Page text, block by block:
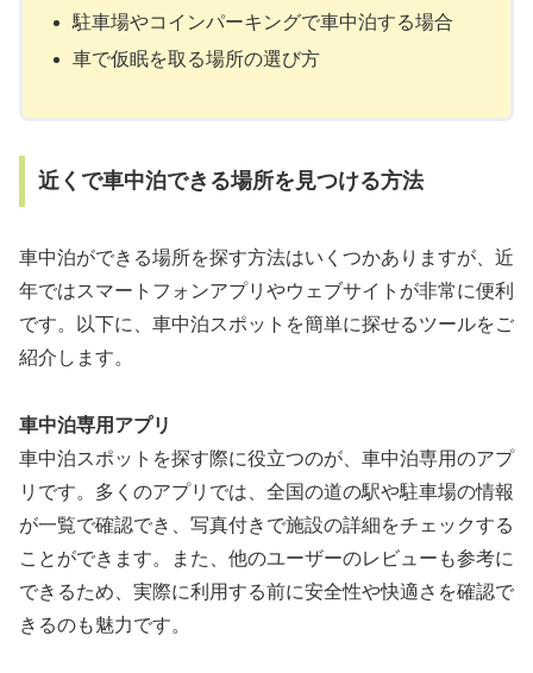
駐車場やコインパーキングで車中泊する場合
車で仮眠を取る場所の選び方
近くで車中泊できる場所を見つける方法
車中泊ができる場所を探す方法はいくつかありますが、近
年ではスマートフォンアプリやウェブサイトが非常に便利
です。以下に、車中泊スポットを簡単に探せるツールをご
紹介します。
車中泊専用アプリ
車中泊スポットを探す際に役立つのが、車中泊専用のアプ
リです。多くのアプリでは、全国の道の駅や駐車場の情報
が一覧で確認でき、写真付きで施設の詳細をチェックする
ことができます。また、他のユーザーのレビューも参考に
できるため、実際に利用する前に安全性や快適さを確認で
きるのも魅力です。